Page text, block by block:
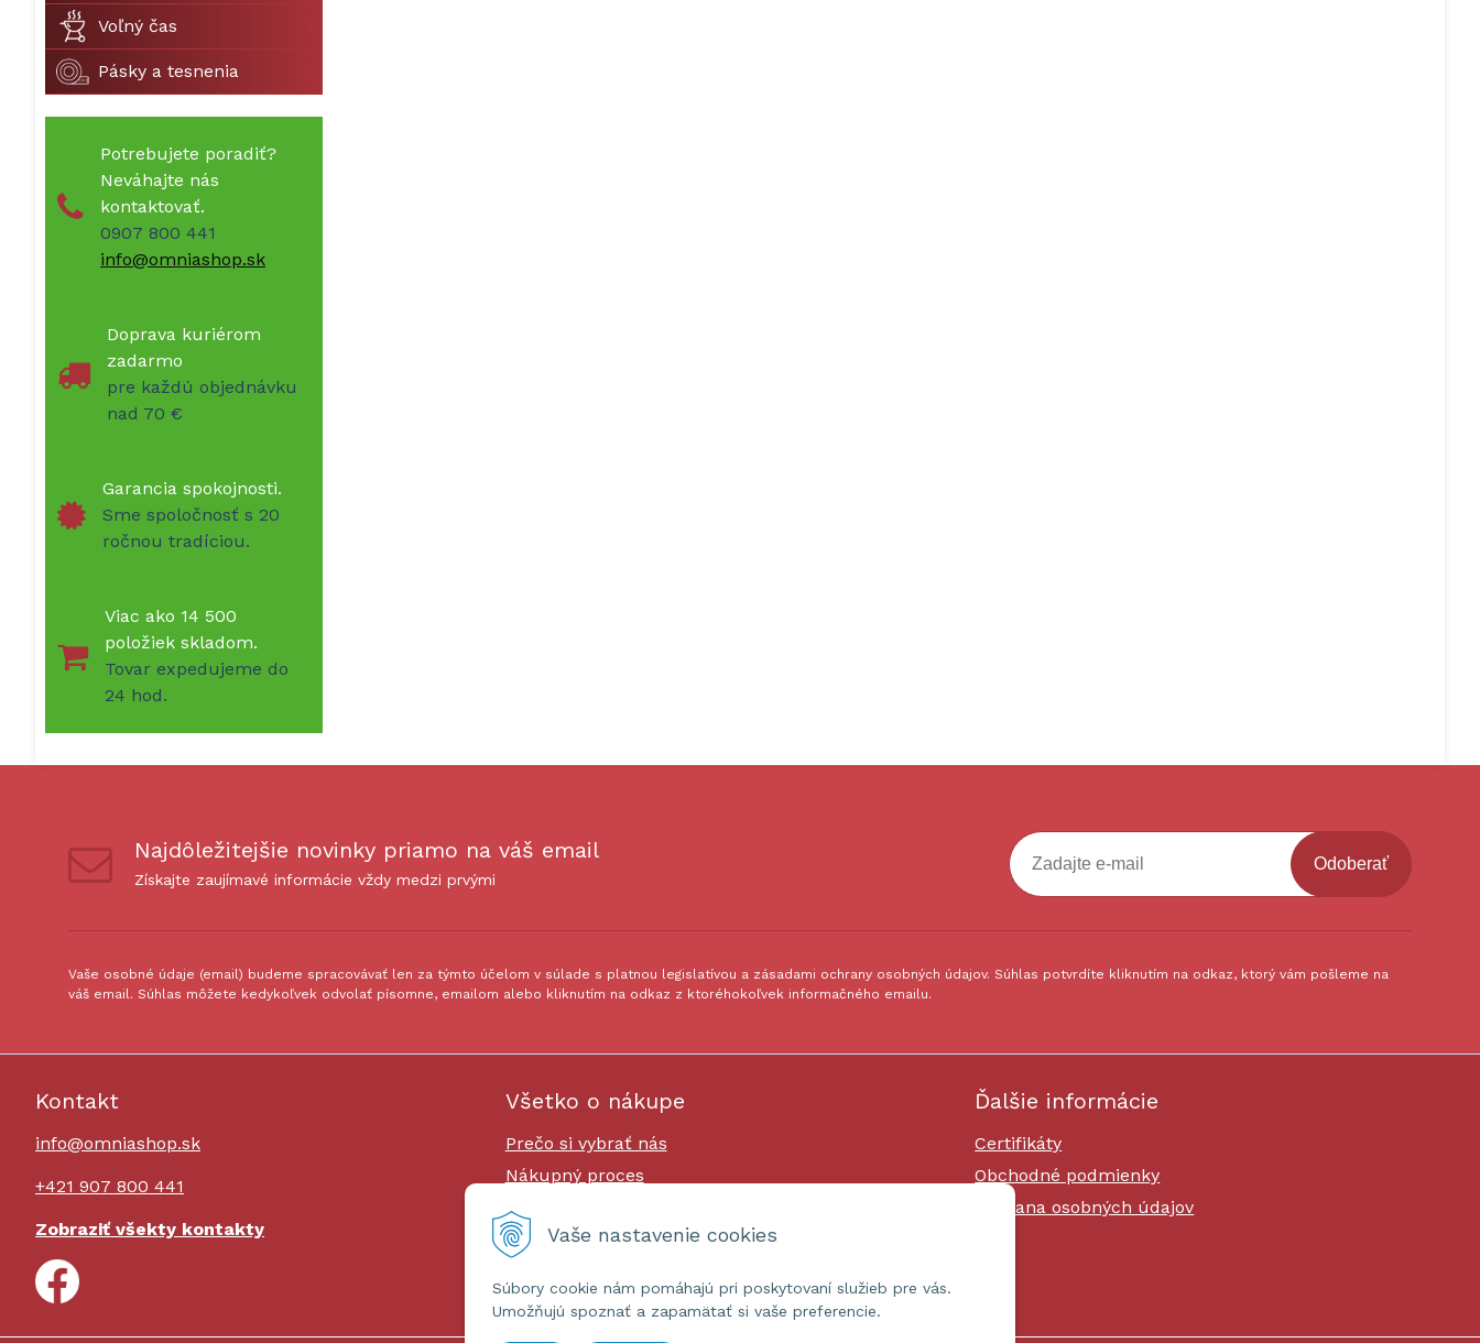
Vaše nastavenie cookies
Súbory cookie nám pomáhajú pri poskytovaní služieb pre vás.
Umožňujú spoznať a zapamätať si vaše preferencie.
Voľný čas
Pásky a tesnenia
Potrebujete poradiť?
Neváhajte nás
kontaktovať.
0907 800 441
info@omniashop.sk
Doprava kuriérom
zadarmo
pre každú objednávku
nad 70 €
Garancia spokojnosti.
Sme spoločnosť s 20
ročnou tradíciou.
Viac ako 14 500
položiek skladom.
Tovar expedujeme do
24 hod.
Najdôležitejšie novinky priamo na váš email
Získajte zaujímavé informácie vždy medzi prvými
Odoberať
Vaše osobné údaje (email) budeme spracovávať len za týmto účelom v súlade s platnou legislatívou a zásadami ochrany osobných údajov. Súhlas potvrdíte kliknutím na odkaz, ktorý vám pošleme na
váš email. Súhlas môžete kedykoľvek odvolať písomne, emailom alebo kliknutím na odkaz z ktoréhokoľvek informačného emailu.
Kontakt
info@omniashop.sk
+421 907 800 441
Zobraziť všekty kontakty
Všetko o nákupe
Prečo si vybrať nás
Nákupný proces
Platby a doprava
Reklamačný poriadok
Ďalšie informácie
Certifikáty
Obchodné podmienky
Ochrana osobných údajov